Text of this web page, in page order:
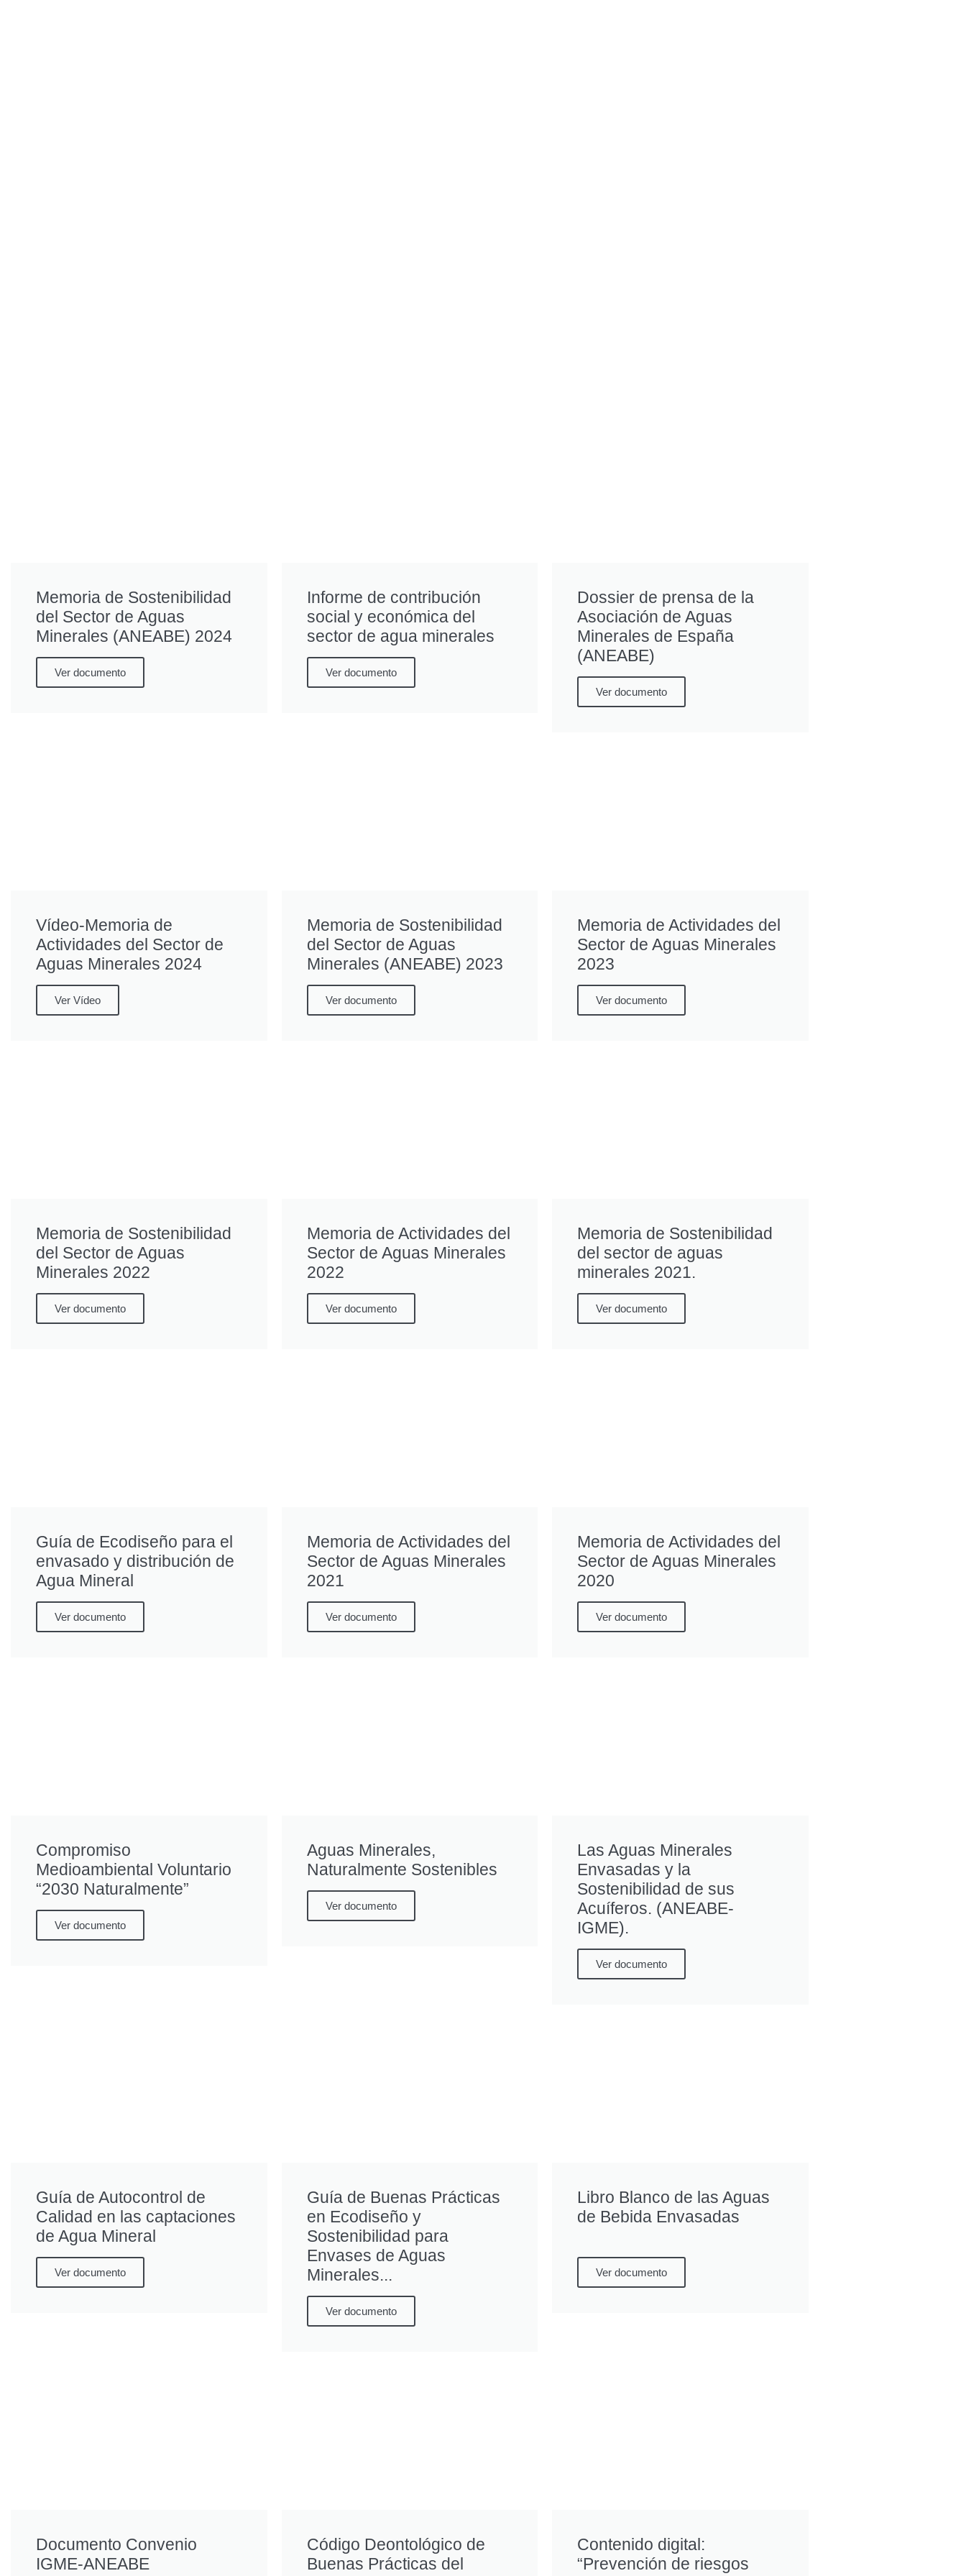
Memoria de Sostenibilidad
del Sector de Aguas
Minerales (ANEABE) 2024
Ver documento
Informe de contribución
social y económica del
sector de agua minerales
Ver documento
Dossier de prensa de la
Asociación de Aguas
Minerales de España
(ANEABE)
Ver documento
Vídeo-Memoria de
Actividades del Sector de
Aguas Minerales 2024
Ver Vídeo
Memoria de Sostenibilidad
del Sector de Aguas
Minerales (ANEABE) 2023
Ver documento
Memoria de Actividades del
Sector de Aguas Minerales
2023
Ver documento
Memoria de Sostenibilidad
del Sector de Aguas
Minerales 2022
Ver documento
Memoria de Actividades del
Sector de Aguas Minerales
2022
Ver documento
Memoria de Sostenibilidad
del sector de aguas
minerales 2021.
Ver documento
Guía de Ecodiseño para el
envasado y distribución de
Agua Mineral
Ver documento
Memoria de Actividades del
Sector de Aguas Minerales
2021
Ver documento
Memoria de Actividades del
Sector de Aguas Minerales
2020
Ver documento
Compromiso
Medioambiental Voluntario
“2030 Naturalmente”
Ver documento
Aguas Minerales,
Naturalmente Sostenibles
Ver documento
Las Aguas Minerales
Envasadas y la
Sostenibilidad de sus
Acuíferos. (ANEABE-
IGME).
Ver documento
Guía de Autocontrol de
Calidad en las captaciones
de Agua Mineral
Ver documento
Guía de Buenas Prácticas
en Ecodiseño y
Sostenibilidad para
Envases de Aguas
Minerales...
Ver documento
Libro Blanco de las Aguas
de Bebida Envasadas
Ver documento
Documento Convenio
IGME-ANEABE
Código Deontológico de
Buenas Prácticas del
Contenido digital:
“Prevención de riesgos